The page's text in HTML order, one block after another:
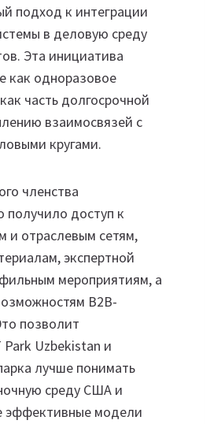
подход к интеграции
в деловую среду
Эта инициатива
как одноразовое
часть долгосрочной
взаимосвязей с
кругами.
членства
получило доступ к
отраслевым сетям,
экспертной
мероприятиям, а
B2B-
позволит
Uzbekistan и
лучше понимать
среду США и
эффективные модели